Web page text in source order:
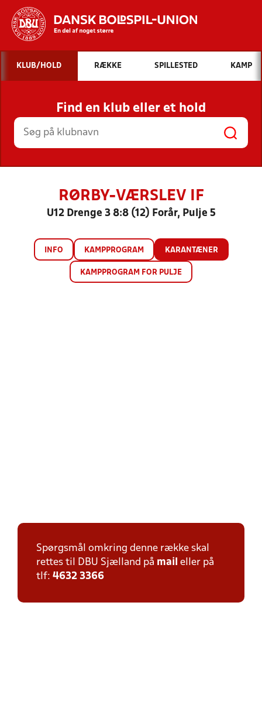
Hvad vil du søge efter?
INDHOLD OG NYHEDER
STILLINGER, RESULTATER, KLUBBER OG
HOLD
KLUB/HOLD RÆKKE SPILLESTED KAMP
Find en klub eller et hold
RØRBY-VÆRSLEV IF
U12 Drenge 3 8:8 (12) Forår, Pulje 5
INFO KAMPPROGRAM KARANTÆNER
KAMPPROGRAM FOR PULJE
Spørgsmål omkring denne række skal
rettes til DBU Sjælland på mail eller på
tlf: 4632 3366